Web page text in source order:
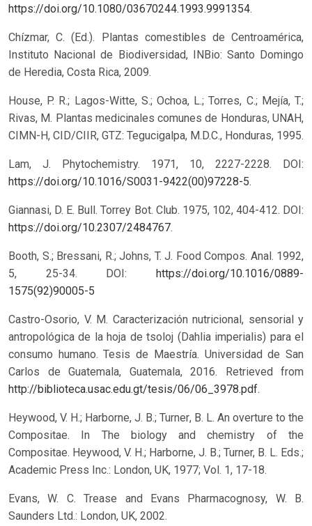
https://doi.org/10.1080/03670244.1993.9991354.
Chízmar, C. (Ed.). Plantas comestibles de Centroamérica,
Instituto Nacional de Biodiversidad, INBio: Santo Domingo
de Heredia, Costa Rica, 2009.
House, P. R.; Lagos-Witte, S.; Ochoa, L.; Torres, C.; Mejía, T.;
Rivas, M. Plantas medicinales comunes de Honduras, UNAH,
CIMN-H, CID/CIIR, GTZ: Tegucigalpa, M.D.C., Honduras, 1995.
Lam, J. Phytochemistry. 1971, 10, 2227-2228. DOI:
https://doi.org/10.1016/S0031-9422(00)97228-5.
Giannasi, D. E. Bull. Torrey Bot. Club. 1975, 102, 404-412. DOI:
https://doi.org/10.2307/2484767.
Booth, S.; Bressani, R.; Johns, T. J. Food Compos. Anal. 1992,
5, 25-34. DOI:https://doi.org/10.1016/0889-
1575(92)90005-5
Castro-Osorio, V. M. Caracterización nutricional, sensorial y
antropológica de la hoja de tsoloj (Dahlia imperialis) para el
consumo humano. Tesis de Maestría. Universidad de San
Carlos de Guatemala, Guatemala, 2016. Retrieved from
http://biblioteca.usac.edu.gt/tesis/06/06_3978.pdf.
Heywood, V. H.; Harborne, J. B.; Turner, B. L. An overture to the
Compositae. In The biology and chemistry of the
Compositae. Heywood, V. H.; Harborne, J. B.; Turner, B. L. Eds.;
Academic Press Inc.: London, UK, 1977; Vol. 1, 17-18.
Evans, W. C. Trease and Evans Pharmacognosy, W. B.
Saunders Ltd.: London, UK, 2002.